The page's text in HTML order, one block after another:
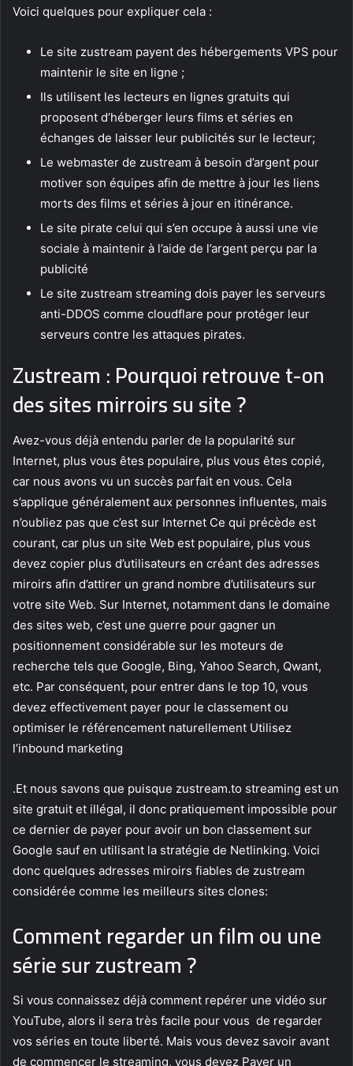
Voici quelques pour expliquer cela :
Le site zustream payent des hébergements VPS pour
maintenir le site en ligne ;
Ils utilisent les lecteurs en lignes gratuits qui
proposent d’héberger leurs films et séries en
échanges de laisser leur publicités sur le lecteur;
Le webmaster de zustream à besoin d’argent pour
motiver son équipes afin de mettre à jour les liens
morts des films et séries à jour en itinérance.
Le site pirate celui qui s’en occupe à aussi une vie
sociale à maintenir à l’aide de l’argent perçu par la
publicité
Le site zustream streaming dois payer les serveurs
anti-DDOS comme cloudflare pour protéger leur
serveurs contre les attaques pirates.
Zustream : Pourquoi retrouve t-on
des sites mirroirs su site ?
Avez-vous déjà entendu parler de la popularité sur
Internet, plus vous êtes populaire, plus vous êtes copié,
car nous avons vu un succès parfait en vous. Cela
s’applique généralement aux personnes influentes, mais
n’oubliez pas que c’est sur Internet Ce qui précède est
courant, car plus un site Web est populaire, plus vous
devez copier plus d’utilisateurs en créant des adresses
miroirs afin d’attirer un grand nombre d’utilisateurs sur
votre site Web. Sur Internet, notamment dans le domaine
des sites web, c’est une guerre pour gagner un
positionnement considérable sur les moteurs de
recherche tels que Google, Bing, Yahoo Search, Qwant,
etc. Par conséquent, pour entrer dans le top 10, vous
devez effectivement payer pour le classement ou
optimiser le référencement naturellement Utilisez
l’inbound marketing
.Et nous savons que puisque zustream.to streaming est un
site gratuit et illégal, il donc pratiquement impossible pour
ce dernier de payer pour avoir un bon classement sur
Google sauf en utilisant la stratégie de Netlinking. Voici
donc quelques adresses miroirs fiables de zustream
considérée comme les meilleurs sites clones:
Comment regarder un film ou une
série sur zustream ?
Si vous connaissez déjà comment repérer une vidéo sur
YouTube, alors il sera très facile pour vous de regarder
vos séries en toute liberté. Mais vous devez savoir avant
de commencer le streaming, vous devez Payer un